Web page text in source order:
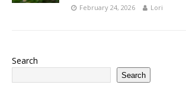
February 24, 2026 Lori
Search
Search